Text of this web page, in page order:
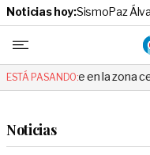
Noticias hoy:SismoPaz
ESTÁ PASANDO:
en la zona central:
Noticias